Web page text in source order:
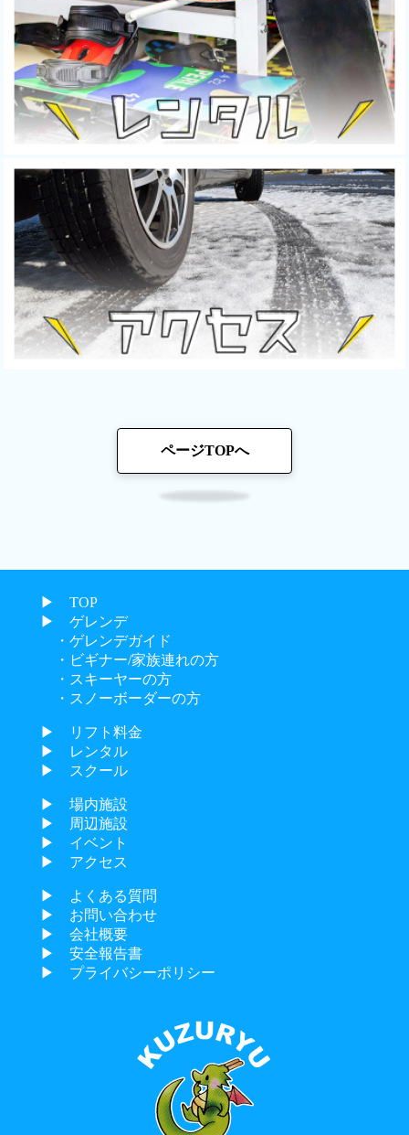
ページTOPへ
▶︎ TOP
▶︎ ゲレンデ
・ゲレンデガイド
・ビギナー/家族連れの方
・スキーヤーの方
・スノーボーダーの方
▶︎ リフト料金
▶︎ レンタル
▶︎ スクール
▶︎ 場内施設
▶︎ 周辺施設
▶︎ イベント
▶︎ アクセス
▶︎ よくある質問
▶︎ お問い合わせ
▶︎ 会社概要
▶︎ 安全報告書
▶︎ プライバシーポリシー